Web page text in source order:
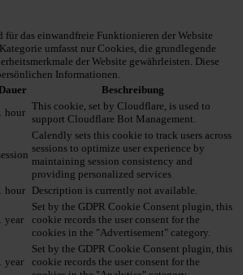
das einwandfreie Funktionieren der Website
umfasst nur Cookies, die grundlegende
der Website gewährleisten. Diese
Informationen.
Beschreibung
hour
This cookie, set by Cloudflare, is used to
support Cloudflare Bot Management.
Calendly sets this cookie to track users across
sessions to optimize user experience by
maintaining session consistency and
providing personalized services
hour
Description is currently not available.
year
Set by the GDPR Cookie Consent plugin, this
cookie records the user consent for the
cookies in the "Advertisement" category.
year
Set by the GDPR Cookie Consent plugin, this
cookie records the user consent for the